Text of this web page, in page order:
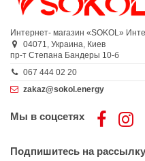
Интернет- магазин «SOKOL»
04071, Украина, Киев
пр-т Степана Бандеры 10-б
067 444 02 20
zakaz@sokol.energy
Мы в соцсетях
Подпишитесь на